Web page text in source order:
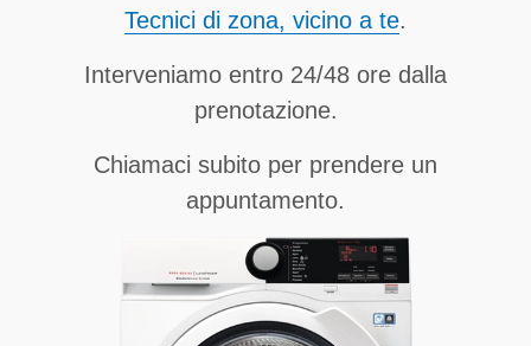
Tecnici di zona, vicino a te.
Interveniamo entro 24/48 ore dalla
prenotazione.
Chiamaci subito per prendere un
appuntamento.